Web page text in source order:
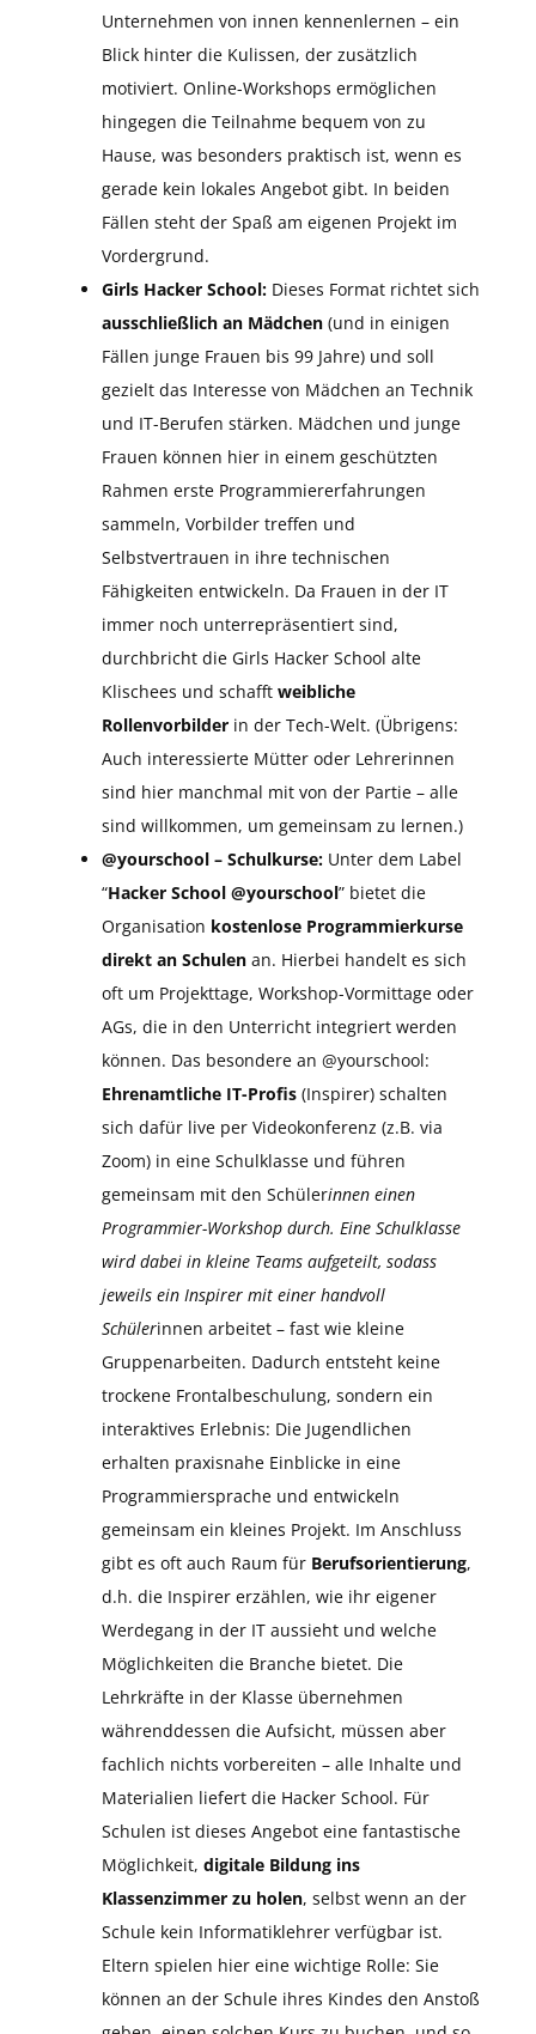
Unternehmen von innen kennenlernen – ein
Blick hinter die Kulissen, der zusätzlich
motiviert. Online-Workshops ermöglichen
hingegen die Teilnahme bequem von zu
Hause, was besonders praktisch ist, wenn es
gerade kein lokales Angebot gibt. In beiden
Fällen steht der Spaß am eigenen Projekt im
Vordergrund.
Girls Hacker School: Dieses Format richtet sich
ausschließlich an Mädchen (und in einigen
Fällen junge Frauen bis 99 Jahre) und soll
gezielt das Interesse von Mädchen an Technik
und IT-Berufen stärken. Mädchen und junge
Frauen können hier in einem geschützten
Rahmen erste Programmiererfahrungen
sammeln, Vorbilder treffen und
Selbstvertrauen in ihre technischen
Fähigkeiten entwickeln. Da Frauen in der IT
immer noch unterrepräsentiert sind,
durchbricht die Girls Hacker School alte
Klischees und schafft weibliche
Rollenvorbilder in der Tech-Welt. (Übrigens:
Auch interessierte Mütter oder Lehrerinnen
sind hier manchmal mit von der Partie – alle
sind willkommen, um gemeinsam zu lernen.)
@yourschool – Schulkurse: Unter dem Label
“Hacker School @yourschool” bietet die
Organisation kostenlose Programmierkurse
direkt an Schulen an. Hierbei handelt es sich
oft um Projekttage, Workshop-Vormittage oder
AGs, die in den Unterricht integriert werden
können. Das besondere an @yourschool:
Ehrenamtliche IT-Profis (Inspirer) schalten
sich dafür live per Videokonferenz (z.B. via
Zoom) in eine Schulklasse und führen
gemeinsam mit den Schülerinnen einen
Programmier-Workshop durch. Eine Schulklasse
wird dabei in kleine Teams aufgeteilt, sodass
jeweils ein Inspirer mit einer handvoll
Schülerinnen arbeitet – fast wie kleine
Gruppenarbeiten. Dadurch entsteht keine
trockene Frontalbeschulung, sondern ein
interaktives Erlebnis: Die Jugendlichen
erhalten praxisnahe Einblicke in eine
Programmiersprache und entwickeln
gemeinsam ein kleines Projekt. Im Anschluss
gibt es oft auch Raum für Berufsorientierung,
d.h. die Inspirer erzählen, wie ihr eigener
Werdegang in der IT aussieht und welche
Möglichkeiten die Branche bietet. Die
Lehrkräfte in der Klasse übernehmen
währenddessen die Aufsicht, müssen aber
fachlich nichts vorbereiten – alle Inhalte und
Materialien liefert die Hacker School. Für
Schulen ist dieses Angebot eine fantastische
Möglichkeit, digitale Bildung ins
Klassenzimmer zu holen, selbst wenn an der
Schule kein Informatiklehrer verfügbar ist.
Eltern spielen hier eine wichtige Rolle: Sie
können an der Schule ihres Kindes den Anstoß